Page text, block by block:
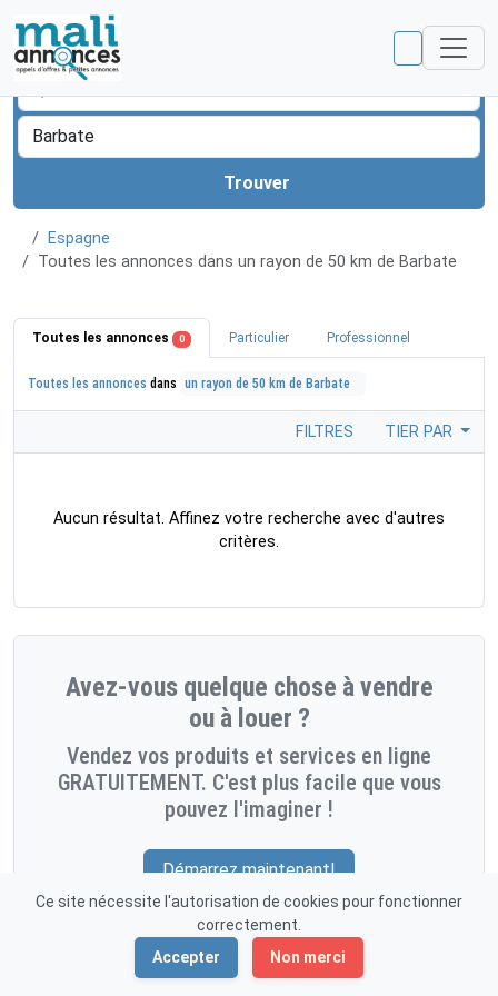
Trouver
Espagne
Toutes les annonces dans un rayon de 50 km de Barbate
Toutes les annonces 0 Particulier Professionnel
Toutes les annonces dans un rayon de 50 km de Barbate
FILTRES TIER PAR
Aucun résultat. Affinez votre recherche avec d'autres
critères.
Avez-vous quelque chose à vendre
ou à louer ?
Vendez vos produits et services en ligne
GRATUITEMENT. C'est plus facile que vous
pouvez l'imaginer !
Démarrez maintenant!
Ce site nécessite l'autorisation de cookies pour fonctionner
correctement.
Accepter
Non merci